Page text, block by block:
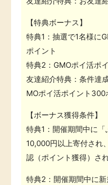
【特典ボーナス】
特典1：抽選で1名様に
ポイント
特典2： GMOポイ活ポ
友達紹介特典：条件達
MOポイ活ポイント300
【ボーナス獲得条件】
特典1： 開催期間中に
10,000円以上寄付され
認（ポイント獲得）さ
特典2： 開催期間中に